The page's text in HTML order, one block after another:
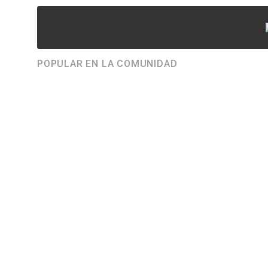
POPULAR EN LA COMUNIDAD